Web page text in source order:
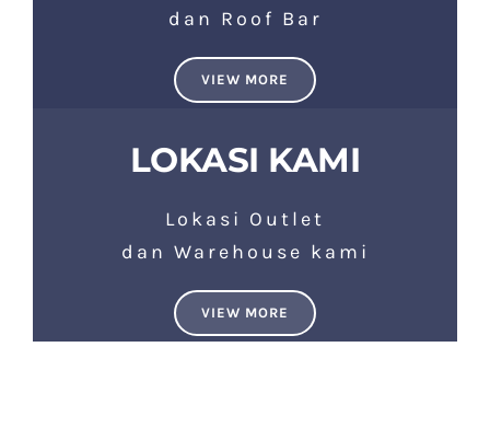
dan Roof Bar
VIEW MORE
LOKASI KAMI
Lokasi Outlet
dan Warehouse kami
VIEW MORE